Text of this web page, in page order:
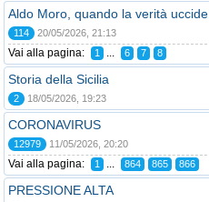
Aldo Moro, quando la verità uccide.
114 20/05/2026, 21:13
Vai alla pagina: 1 ... 6 7 8
Storia della Sicilia
2 18/05/2026, 19:23
CORONAVIRUS
12979 11/05/2026, 20:20
Vai alla pagina: 1 ... 864 865 866
PRESSIONE ALTA